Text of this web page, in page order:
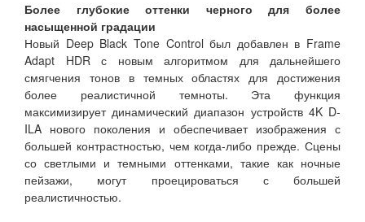
Более глубокие оттенки черного для более
насыщенной градации
Новый Deep Black Tone Control был добавлен в Frame
Adapt HDR с новым алгоритмом для дальнейшего
смягчения тонов в темных областях для достижения
более реалистичной темноты. Эта функция
максимизирует динамический диапазон устройств 4K D-
ILA нового поколения и обеспечивает изображения с
большей контрастностью, чем когда-либо прежде. Сцены
со светлыми и темными оттенками, такие как ночные
пейзажи, могут проецироваться с большей
реалистичностью.